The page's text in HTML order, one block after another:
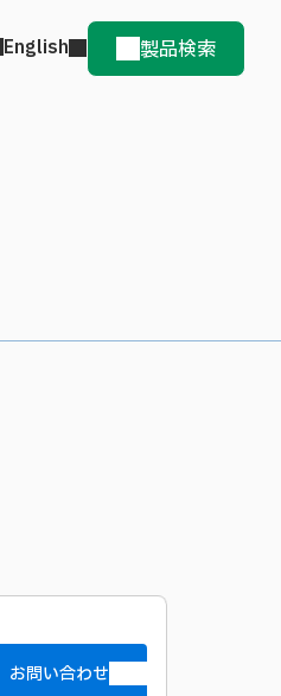
English 製品検索
お問い合わせ